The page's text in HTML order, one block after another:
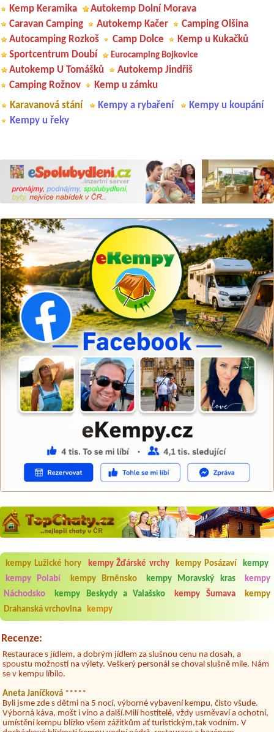
Kemp Keramika
Autokemp Dolní Morava
Caravan Camping
Autokemp Kačer
Camping Olšina
Autocamping Rozkoš
Camp Dolce
Kemp u Kukačků
Sportcentrum Doubí
Eurocamping Bojkovice
Autokemp U Tomášků
Autokemp Jindřiš
Camping Rožnov
Kemp u zámku
Karavanová stání
Kempy a rybaření
Kempy u koupání
Kempy u řeky
kempy Lužické hory kempy Žďárské vrchy kempy Posázaví
kempy
kempy Polabí
kempy Brněnsko kempy Moravský kras
kempy
Náchodsko
kempy Beskydy a Valašsko kempy Šumava
kempy
Drahanská vrchovina
kempy
Recenze:
Aneta Melicharová***
V umývárně i na WC bylo vždy čisto, doplněný papír i utěrky, což při
množství návštěvníků není samozřejmost. V kempu je obchod a
restaurace, kebab a další občerstvení. Co nás ale velice zklamalo byl
celodenní hluk z repráků u stanů a absolutní bezohlednost ostatních
ubytovaných. Přes den jsem si připadala jak na pouti- z každého koutu
hrála jiná hudba.Kemp pěkný, ale takový rámus jsme ještě nezažili...
Jana*****
karavanem. Klid pohoda socialky nové krásné čisté,koupání super.
Restaurace s jídlem, a dobrým jídlem za slušnou cenu na dosah, a
spoustu možností na výlety. Veškerý personál se choval slušně mile. Nám
se v kempu líbilo.
Aneta Janíčková *****
Byli jsme zde s dětmi na 5 nocí, výborné vybavení kempu, čisto všude.
Výborná káva, mošt i víno a další.Milí hostitelé, vždy usměvaví a ochotní,
umístění kempu blízko všem zážitkům ať turistickým,tak vodním. V
docházkové blízkosti kempu vodní nádrž, restaurace a bazénem,